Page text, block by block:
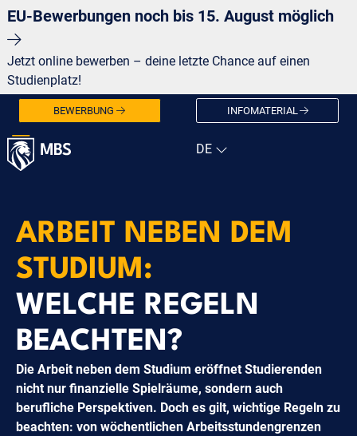
EU-Bewerbungen noch bis 15. August möglich
Jetzt online bewerben – deine letzte Chance auf einen
Studienplatz!
BEWERBUNG INFOMATERIAL
ARBEIT NEBEN DEM
STUDIUM:
WELCHE REGELN
BEACHTEN?
Die Arbeit neben dem Studium eröffnet Studierenden
nicht nur finanzielle Spielräume, sondern auch
berufliche Perspektiven. Doch es gilt, wichtige Regeln zu
beachten: von wöchentlichen Arbeitsstundengrenzen